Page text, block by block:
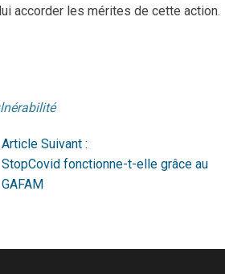
accorder les mérites de cette action.
Article Suivant :
StopCovid fonctionne-t-elle grâce au
GAFAM